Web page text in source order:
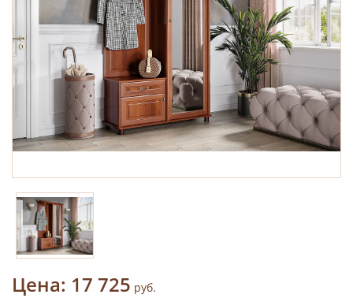
Цена: 17 725 руб.